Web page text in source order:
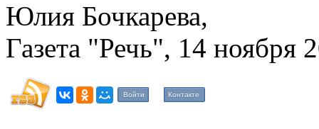
Юлия Бочкарева,
Газета "Речь", 14 ноября
Войти Контакте